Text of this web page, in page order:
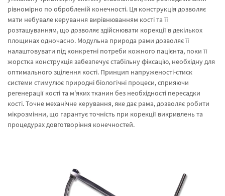
рівномірно по обробленій конечності. Ця конструкція дозволяє
мати небувале керування вирівнюванням кості та її
розташуванням, що дозволяє здійснювати корекції в декількох
площинах одночасно. Модульна природа рами дозволяє її
налаштовувати під конкретні потреби кожного пацієнта, поки її
жорстка конструкція забезпечує стабільну фіксацію, необхідну для
оптимального зцілення кості. Принцип напруженості-стиск
системи стимулює природні біологічні процеси, сприяючи
регенерації кості та м'яких тканин без необхідності пересадки
кості. Точне механічне керування, яке дає рама, дозволяє робити
мікрозмінни, що гарантує точність при корекції викривлень та
процедурах довготворіння конечностей.